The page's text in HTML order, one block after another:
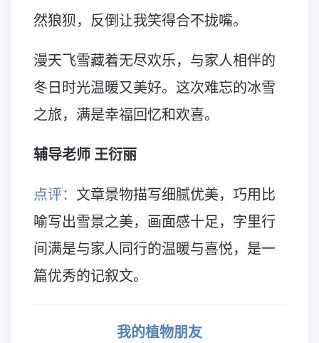
然狼狈，反倒让我笑得合不拢嘴。
漫天飞雪藏着无尽欢乐，与家人相伴的
冬日时光温暖又美好。这次难忘的冰雪
之旅，满是幸福回忆和欢喜。
辅导老师 王衍丽
点评： 文章景物描写细腻优美，巧用比
喻写出雪景之美，画面感十足，字里行
间满是与家人同行的温暖与喜悦，是一
篇优秀的记叙文。
我的植物朋友